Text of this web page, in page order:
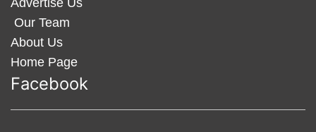
Advertise Us
Our Team
About Us
Home Page
Facebook